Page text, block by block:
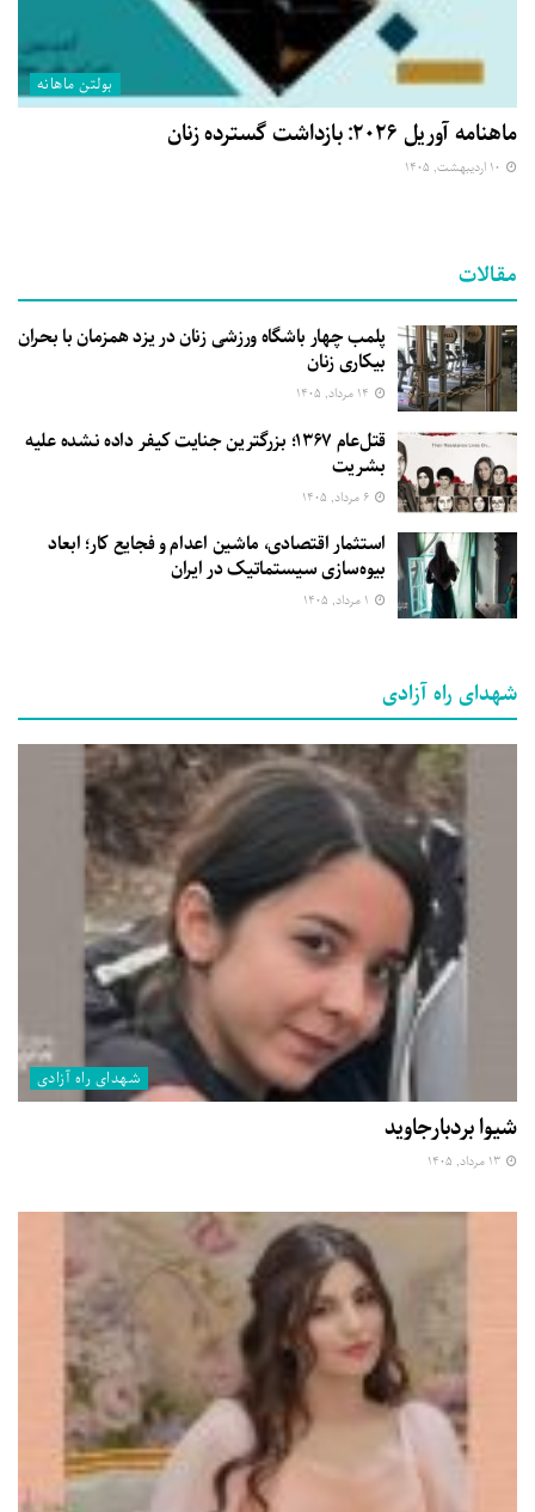
بولتن ماهانه
ماهنامه آوریل ۲۰۲۶: بازداشت گسترده زنان
مقالات
پلمب چهار باشگاه ورزشی زنان در یزد همزمان با بحران
بیکاری زنان
قتل‌عام ۱۳۶۷؛ بزرگترین جنایت کیفر داده نشده علیه
بشریت
استثمار اقتصادی، ماشین اعدام و فجایع کار؛ ابعاد
بیوه‌سازی سیستماتیک در ایران
شهدای راه آزادی
شهدای راه آزادی
شیوا بردبارجاوید